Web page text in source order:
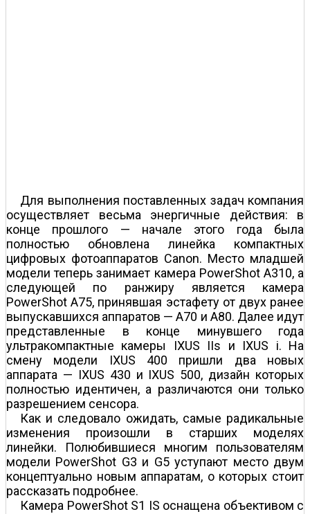
Для выполнения поставленных задач компания
осуществляет весьма энергичные действия: в
конце прошлого — начале этого года была
полностью обновлена линейка компактных
цифровых фотоаппаратов Canon. Место младшей
модели теперь занимает камера PowerShot A310, а
следующей по ранжиру является камера
PowerShot А75, принявшая эстафету от двух ранее
выпускавшихся аппаратов — А70 и А80. Далее идут
представленные в конце минувшего года
ультракомпактные камеры IXUS IIs и IXUS i. На
смену модели IXUS 400 пришли два новых
аппарата — IXUS 430 и IXUS 500, дизайн которых
полностью идентичен, а различаются они только
разрешением сенсора.
Как и следовало ожидать, самые радикальные
изменения произошли в старших моделях
линейки. Полюбившиеся многим пользователям
модели PowerShot G3 и G5 уступают место двум
концептуально новым аппаратам, о которых стоит
рассказать подробнее.
Камера PowerShot S1 IS оснащена объективом с